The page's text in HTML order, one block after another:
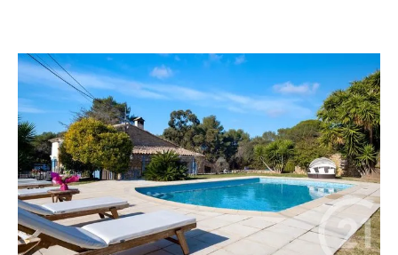
ANTIBES 06
201,97 m2, 6 pièces
Ref : 1697
Maison à vendre
1 690 000 €
Exclusivité - PROPRIETE D'EXCEPTION A ANTIBES
Cette élégante station balnéaire azuréenne